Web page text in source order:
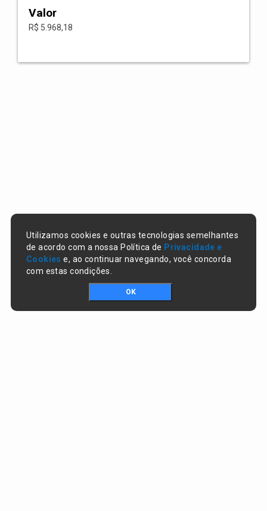
Valor
R$ 5.968,18
Utilizamos cookies e outras tecnologias semelhantes
de acordo com a nossa Política de Privacidade e
Cookies e, ao continuar navegando, você concorda
com estas condições.
OK